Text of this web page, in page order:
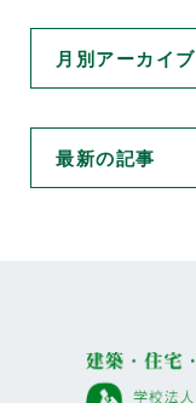
月別アーカイブ
最新の記事